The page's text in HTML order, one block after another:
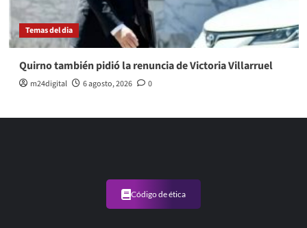
Temas del dia
Quirno también pidió la renuncia de Victoria Villarruel
m24digital 6 agosto, 2026 0
Código de ética